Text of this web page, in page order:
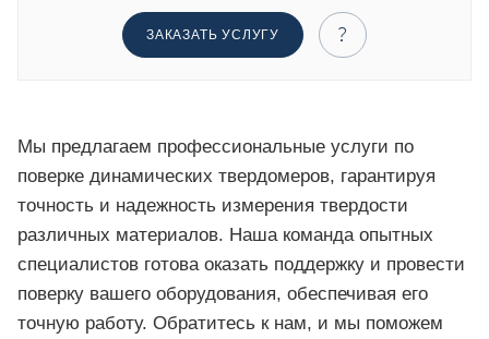
ЗАКАЗАТЬ УСЛУГУ
Мы предлагаем профессиональные услуги по
поверке динамических твердомеров, гарантируя
точность и надежность измерения твердости
различных материалов. Наша команда опытных
специалистов готова оказать поддержку и провести
поверку вашего оборудования, обеспечивая его
точную работу. Обратитесь к нам, и мы поможем